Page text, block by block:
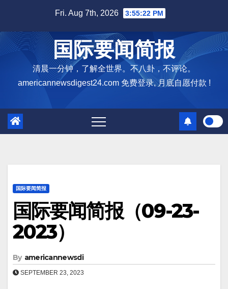
content
Fri. Aug 7th, 2026 3:55:23 PM
国际要闻简报
清晨一分钟，了解全世界。不八卦，不评论。
americannewsdigest24.com 免费登录, 月底自愿付款 !
国际要闻简报
国际要闻简报（09-23-
2023）
By americannewsdi
SEPTEMBER 23, 2023